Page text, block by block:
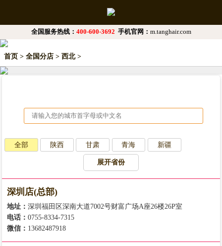
全国服务热线： 400-600-3692 手机官网： m.tanghair.com
首页 > 全国分店 > 西北>
全部 陕西 甘肃 青海 新疆
展开省份
深圳店(总部)
地址：深圳福田区深南大道7002号财富广场A座26楼26P室
电话：0755-8334-7315
微信： 13682487918